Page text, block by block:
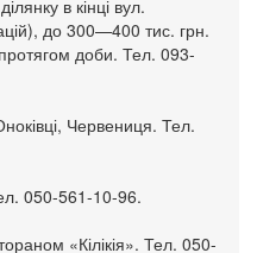
в кінці вул.
до 300—400 тис. грн.
доби. Тел. 093-
Червениця. Тел.
050-561-10-96.
«Кілікія». Тел. 050-